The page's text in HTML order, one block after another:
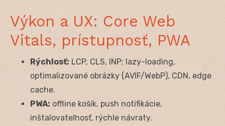
Výkon a UX: Core Web
Vitals, prístupnosť, PWA
Rýchlosť: LCP, CLS, INP; lazy-loading,
optimalizované obrázky (AVIF/WebP), CDN, edge
cache.
PWA: offline košík, push notifikácie,
inštalovateľnosť, rýchle návraty.